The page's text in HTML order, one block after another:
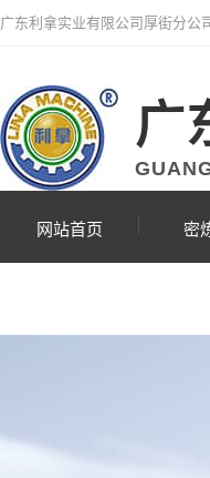
广东利拿实业有限公司厚街分公
广
网站首页 密